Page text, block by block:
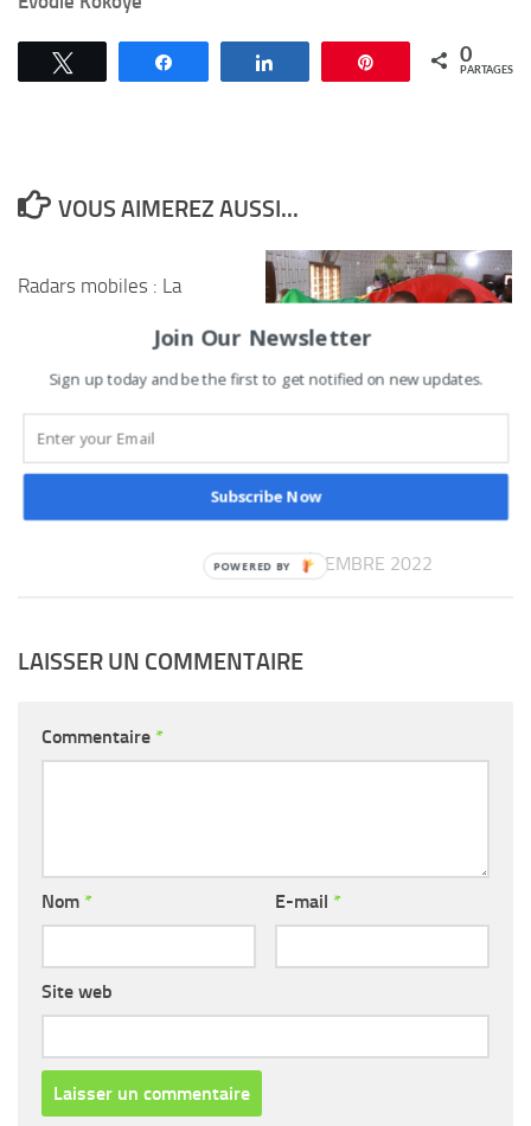
Épingle 0
PARTAGES
VOUS AIMEREZ AUSSI...
Radars mobiles : La
sous surveillance
désormais au Bénin
20 FÉVRIER 2025
mobilisation a été générale
pour lui rendre les derniers
hommages
10 DÉCEMBRE 2022
LAISSER UN COMMENTAIRE
Commentaire *
Nom * E-mail *
Site web
Join Our Newsletter
Sign up today and be the first to get notified on new updates.
Subscribe Now